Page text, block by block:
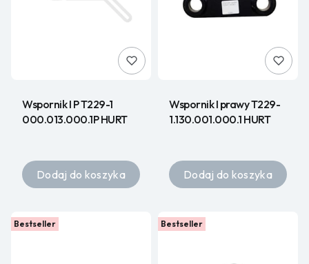
Wspornik I P T229-1
000.013.000.1P HURT
Dodaj do koszyka
Wspornik I prawy T229-
1.130.001.000.1 HURT
Dodaj do koszyka
Bestseller Bestseller